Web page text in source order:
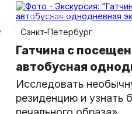
групповая
Санкт-Петербург
Гатчина с
автобусная
Исследовать
резиденцию и узнать